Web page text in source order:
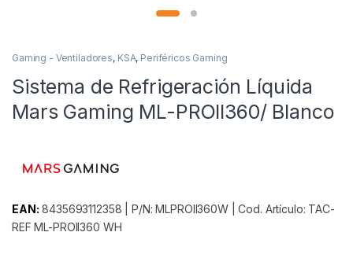
Gaming - Ventiladores, KSA, Periféricos Gaming
Sistema de Refrigeración Líquida
Mars Gaming ML-PROII360/ Blanco
EAN: 8435693112358 | P/N: MLPROII360W | Cod. Artículo: TAC-
REF ML-PROII360 WH